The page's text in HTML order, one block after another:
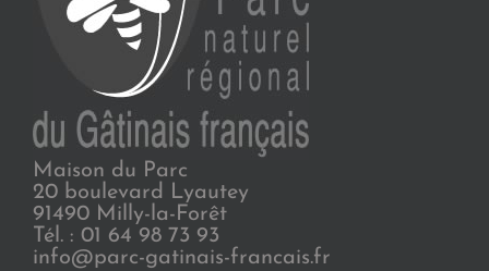
Maison du Parc
20 boulevard Lyautey
91490 Milly-la-Forêt
Tél. : 01 64 98 73 93
info@parc-gatinais-francais.fr